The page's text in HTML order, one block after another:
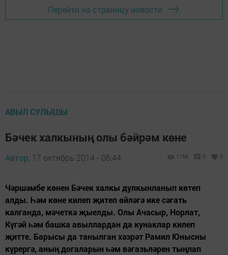
Перейти на страницу новости
АВЫЛ СУЛЫШЫ
Бәчек халкының олы бәйрәм көне
Автор, 17 октябрь 2014 - 06:44 1159 0 0
Чәршәмбе көнен Бәчек халкы дулкынланып көтеп
алды. Һәм көне килеп җитеп өйләгә ике сәгать
калганда, мәчеткә җыелды. Олы Ачасыр, Норлат,
Күгәй һәм башка авыллардан да кунаклар килеп
җитте. Барысы да танылган хәзрәт Рамил Юнысны
күрергә, аның догаларын һәм вәгазьләрен тыңлап